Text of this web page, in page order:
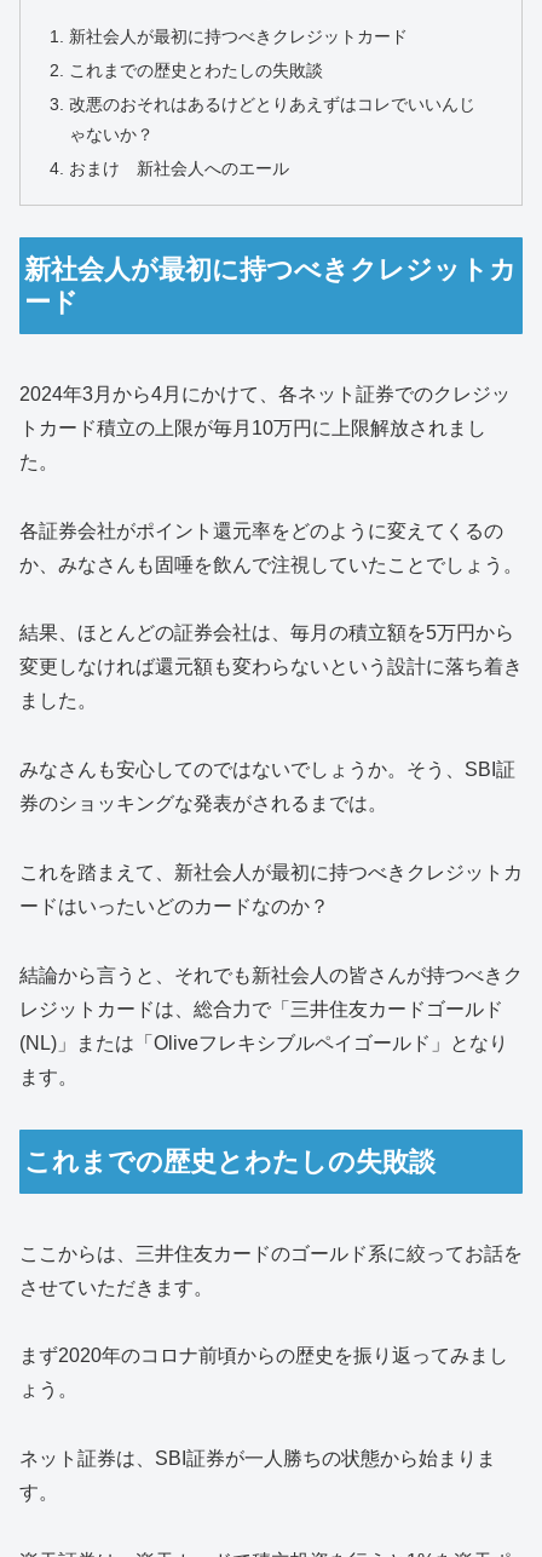
新社会人が最初に持つべきクレジットカード
これまでの歴史とわたしの失敗談
改悪のおそれはあるけどとりあえずはコレでいいんじ
ゃないか？
おまけ 新社会人へのエール
新社会人が最初に持つべきクレジットカ
ード
2024年3月から4月にかけて、各ネット証券でのクレジッ
トカード積立の上限が毎月10万円に上限解放されまし
た。
各証券会社がポイント還元率をどのように変えてくるの
か、みなさんも固唾を飲んで注視していたことでしょう。
結果、ほとんどの証券会社は、毎月の積立額を5万円から
変更しなければ還元額も変わらないという設計に落ち着き
ました。
みなさんも安心してのではないでしょうか。そう、SBI証
券のショッキングな発表がされるまでは。
これを踏まえて、新社会人が最初に持つべきクレジットカ
ードはいったいどのカードなのか？
結論から言うと、それでも新社会人の皆さんが持つべきク
レジットカードは、総合力で「三井住友カードゴールド
(NL)」または「Oliveフレキシブルペイゴールド」となり
ます。
これまでの歴史とわたしの失敗談
ここからは、三井住友カードのゴールド系に絞ってお話を
させていただきます。
まず2020年のコロナ前頃からの歴史を振り返ってみまし
ょう。
ネット証券は、SBI証券が一人勝ちの状態から始まりま
す。